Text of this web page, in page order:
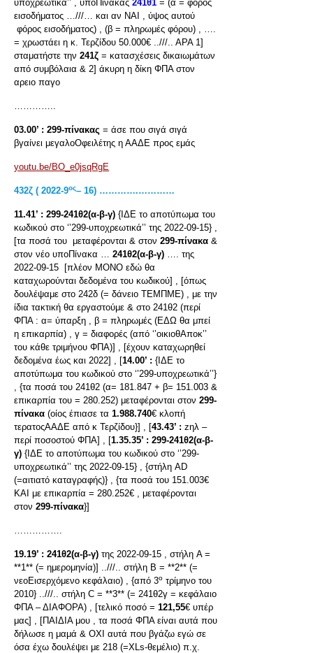
υποχρεωτικά’’ , υποΠίνακας 241θ1 = (α = φόρος
εισοδήματος …///… και αν ΝΑΙ , ύψος αυτού
φόρος εισοδήματος) , (β = πληρωμές φόρου) , ….
= χρωστάει η κ. Τερζίδου 50.000€ ..///.. ΑΡΑ 1]
σταματήστε την 241ζ = κατασχέσεις δικαιωμάτων
από συμβόλαια & 2] άκυρη η δίκη ΦΠΑ στον
αρειο παγο
…………..
03.00’ : 299-πίνακας = άσε που σιγά σιγά
βγαίνει μεγαλοΟφειλέτης η ΑΑΔΕ προς εμάς
youtu.be/BO_e0jsqRgE
432ζ ( 2022-9ος– 16) ………….…………
11.41’ : 299-241θ2(α-β-γ) {ΙΔΕ το αποτύπωμα του
κωδικού στο ‘’299-υποχρεωτικά’’ της 2022-09-15} ,
[τα ποσά του μεταφέρονται & στον 299-πίνακα &
στον νέο υποΠίνακα … 241θ2(α-β-γ) …. της
2022-09-15 [πλέον ΜΟΝΟ εδώ θα
καταχωρούνται δεδομένα του κωδικού] , [όπως
δουλέψαμε στο 242δ (= δάνειο ΤΕΜΠΜΕ) , με την
ίδια τακτική θα εργαστούμε & στο 241θ2 (περί
ΦΠΑ : α= ύπαρξη , β = πληρωμές (ΕΔΩ θα μπεί
η επικαρπία) , γ = διαφορές (από ‘’οικιοθΑποκ’’
του κάθε τριμήνου ΦΠΑ)] , [έχουν καταχωρηθεί
δεδομένα έως και 2022] , [14.00’ : {ΙΔΕ το
αποτύπωμα του κωδικού στο ‘’299-υποχρεωτικά’’}
, {τα ποσά του 241θ2 (α= 181.847 + β= 151.003 &
επικαρπία του = 280.252) μεταφέρονται στον 299-
πίνακα (οίος έπιασε τα 1.988.740€ κλοπή
τερατοςΑΑΔΕ από κ Τερζίδου}] , [43.43’ : zηλ –
περί ποσοστού ΦΠΑ] , [1.35.35’ : 299-241θ2(α-β-
γ) {ΙΔΕ το αποτύπωμα του κωδικού στο ‘’299-
υποχρεωτικά’’ της 2022-09-15} , {στήλη AD
(=αιτιατό καταγραφής)} , {τα ποσά του 151.003€
ΚΑΙ με επικαρπία = 280.252€ , μεταφέρονται
στον 299-πίνακα}]
…………….
19.19’ : 241θ2(α-β-γ) της 2022-09-15 , στήλη A =
**1** (= ημερομηνία)] ..///.. στήλη B = **2** (=
νεοΕισερχόμενο κεφάλαιο) , {από 3ο τρίμηνο του
2010} ..///.. στήλη C = **3** (= 241θ2γ = κεφάλαιο
ΦΠΑ – ΔΙΑΦΟΡΑ) , [τελικό ποσό = 121,55€ υπέρ
μας] , [ΠΑΙΔΙΑ μου , τα ποσά ΦΠΑ είναι αυτά που
δήλωσε η μαμά & ΟΧΙ αυτά που βγάζω εγώ σε
όσα έχω δουλέψει με 218 (=XLs-θεμέλιο) π.χ.